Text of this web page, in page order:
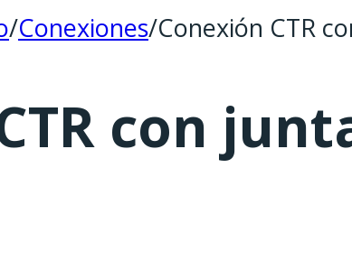
/Conexiones/Conexión CTR
con